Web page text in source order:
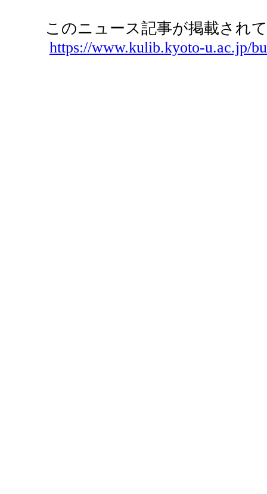
このニュース記事が掲載され
https://www.kulib.kyoto-u.ac.jp/